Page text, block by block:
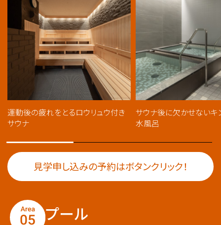
運動後の疲れをとるロウリュウ付き
サウナ
サウナ後に欠かせないキ
水風呂
見学申し込みの予約はボタンクリック！
プール